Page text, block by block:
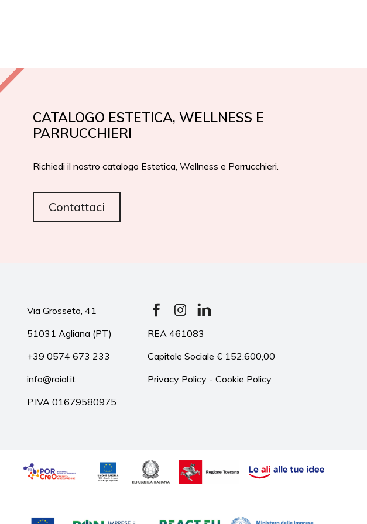
CATALOGO ESTETICA, WELLNESS E
PARRUCCHIERI
Richiedi il nostro catalogo Estetica, Wellness e Parrucchieri.
Contattaci
Via Grosseto, 41
51031 Agliana (PT)
+39 0574 673 233
info@roial.it
P.IVA 01679580975
REA 461083
Capitale Sociale € 152.600,00
Privacy Policy - Cookie Policy